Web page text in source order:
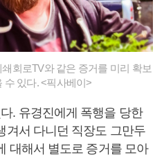
회로TV와 같은 증거를 미리 확보
수 있다. <픽사베이>
. 유경진에게 폭행을 당한
겨서 다니던 직장도 그만두
대해서 별도로 증거를 모아